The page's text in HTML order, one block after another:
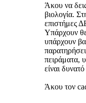
Άκου να
βιολογία.
επιστήμες
Υπάρχουν
υπάρχουν
πειράματα,
είναι
Άκου τον